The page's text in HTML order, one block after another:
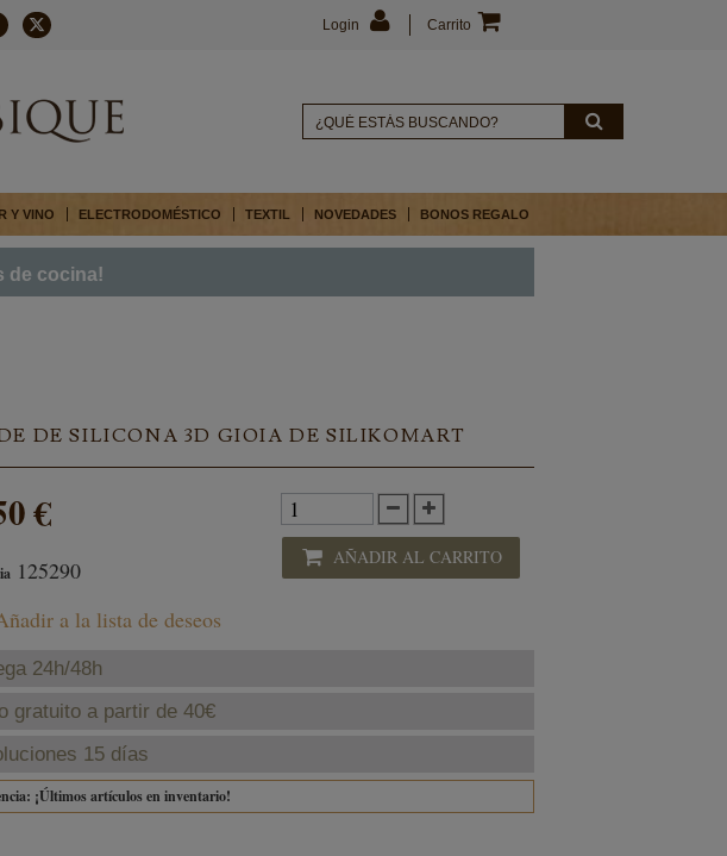
Carrito
Login
Y VINO ELECTRODOMÉSTICO TEXTIL NOVEDADES BONOS REGALO
de cocina!
DE SILICONA 3D GIOIA DE SILIKOMART
€
125290 AÑADIR AL CARRITO
a la lista de deseos
24h/48h
gratuito a partir de 40€
15 días
¡Últimos artículos en inventario!